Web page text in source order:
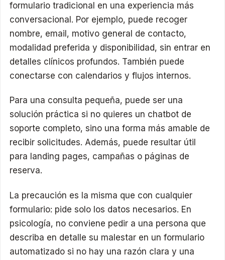
formulario tradicional en una experiencia más
conversacional. Por ejemplo, puede recoger
nombre, email, motivo general de contacto,
modalidad preferida y disponibilidad, sin entrar en
detalles clínicos profundos. También puede
conectarse con calendarios y flujos internos.
Para una consulta pequeña, puede ser una
solución práctica si no quieres un chatbot de
soporte completo, sino una forma más amable de
recibir solicitudes. Además, puede resultar útil
para landing pages, campañas o páginas de
reserva.
La precaución es la misma que con cualquier
formulario: pide solo los datos necesarios. En
psicología, no conviene pedir a una persona que
describa en detalle su malestar en un formulario
automatizado si no hay una razón clara y una